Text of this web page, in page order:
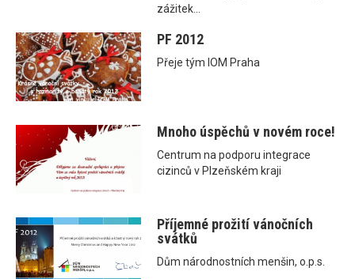
zážitek...
PF 2012
Přeje tým IOM Praha
Mnoho úspěchů v novém roce!
Centrum na podporu integrace
cizinců v Plzeňském kraji
Příjemné prožití vánočních
svátků
Dům národnostních menšin, o.p.s.